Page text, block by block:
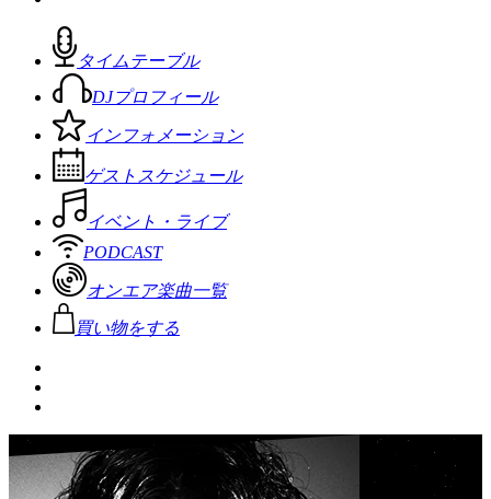
タイムテーブル
DJプロフィール
インフォメーション
ゲストスケジュール
イベント・ライブ
PODCAST
オンエア楽曲一覧
買い物をする